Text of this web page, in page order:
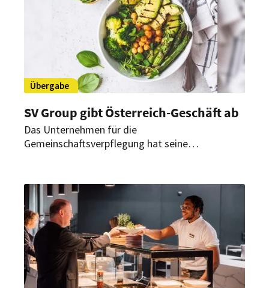
Übergabe
SV Group gibt Österreich-Geschäft ab
Das Unternehmen für die
Gemeinschaftsverpflegung hat seine
Käuferin ist die zur Vivatis-Gruppe gehörende
GMS Gourmet.